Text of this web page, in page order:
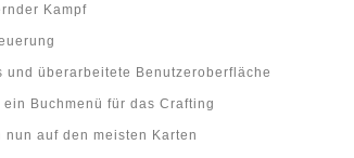
Kampf
und überarbeitete Benutzeroberfläche
ein Buchmenü für das Crafting
nun auf den meisten Karten